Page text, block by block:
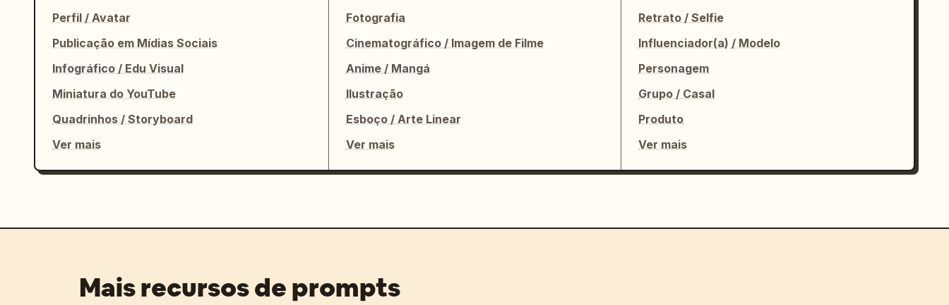
Perfil / Avatar
Publicação em Mídias Sociais
Infográfico / Edu Visual
Miniatura do YouTube
Quadrinhos / Storyboard
Ver mais
Fotografia
Cinematográfico / Imagem de Filme
Anime / Mangá
Ilustração
Esboço / Arte Linear
Ver mais
Retrato / Selfie
Influenciador(a) / Modelo
Personagem
Grupo / Casal
Produto
Ver mais
Mais recursos de prompts